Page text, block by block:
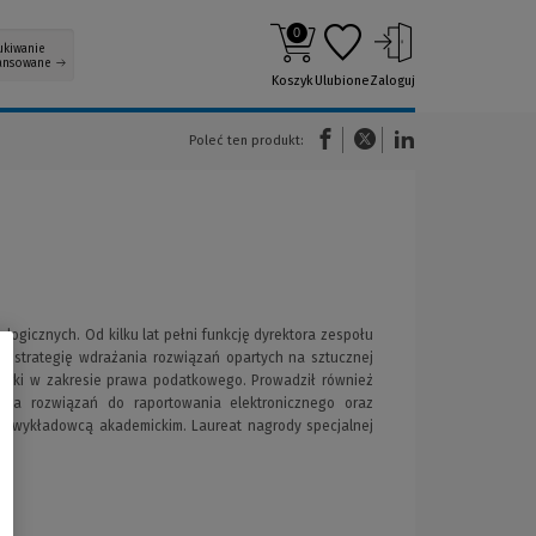
0
KoszykUlubioneZaloguj
Poleć ten produkt:
(Nowe okno)(Link do innej strony)
Od kilku lat pełni funkcję dyrektora zespołu
strategię wdrażania rozwiązań opartych na sztucznej
w zakresie prawa podatkowego. Prowadził również
rozwiązań do raportowania elektronicznego oraz
akademickim. Laureat nagrody specjalnej